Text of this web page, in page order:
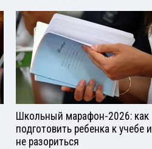
Школьный марафон-2026: как
подготовить ребенка к учебе и
не разориться